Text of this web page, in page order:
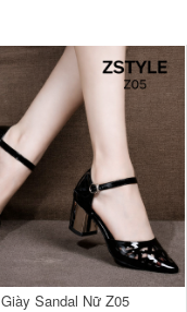
Giày Sandal Nữ Z05